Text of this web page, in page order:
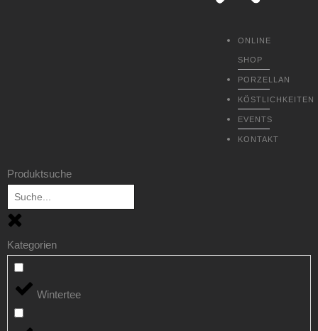
ONLINE
SHOP
PORZELLAN
KÖSTLICHKEITEN
EVENTS
KONTAKT
Produktsuche
Kategorien
Wintertee